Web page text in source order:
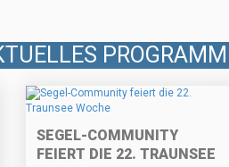
PROGRAMM
SEGEL-COMMUNITY
FEIERT DIE 22. TRAUNSEE